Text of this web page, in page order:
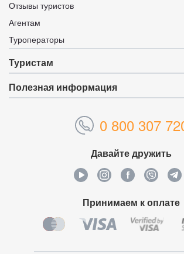
Отзывы туристов
Агентам
Туроператоры
Туристам
Полезная информация
0 800 307
Давайте дружить
Принимаем к оплате